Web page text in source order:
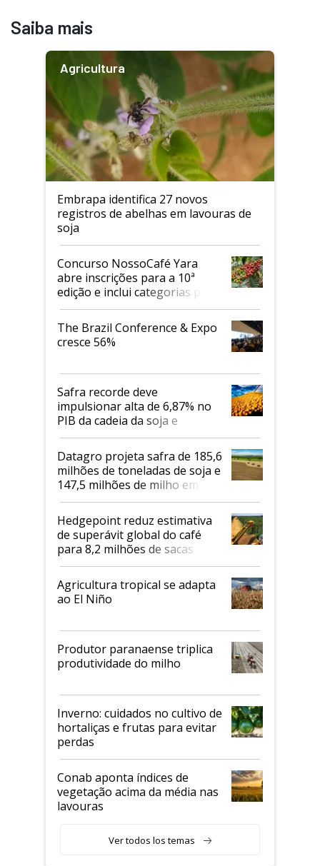
Saiba mais
Agricultura
Embrapa identifica 27 novos
registros de abelhas em lavouras de
soja
Concurso NossoCafé Yara
abre inscrições para a 10ª
edição e inclui categorias para
cafés Canephora
The Brazil Conference & Expo
cresce 56%
Safra recorde deve
impulsionar alta de 6,87% no
PIB da cadeia da soja e
biodiesel em 2026
Datagro projeta safra de 185,6
milhões de toneladas de soja e
147,5 milhões de milho em
2026/27
Hedgepoint reduz estimativa
de superávit global do café
para 8,2 milhões de sacas
Agricultura tropical se adapta
ao El Niño
Produtor paranaense triplica
produtividade do milho
Inverno: cuidados no cultivo de
hortaliças e frutas para evitar
perdas
Conab aponta índices de
vegetação acima da média nas
lavouras
Ver todos los temas